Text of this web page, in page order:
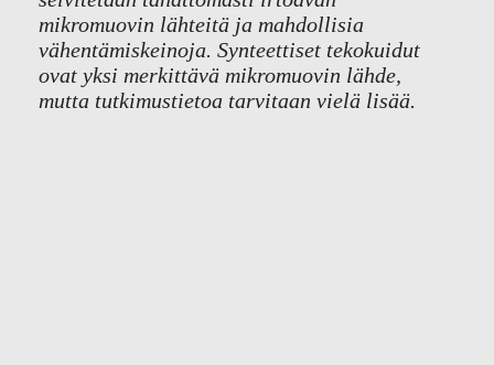
mikromuovin lähteitä ja mahdollisia
vähentämiskeinoja. Synteettiset tekokuidut
ovat yksi merkittävä mikromuovin lähde,
mutta tutkimustietoa tarvitaan vielä lisää.